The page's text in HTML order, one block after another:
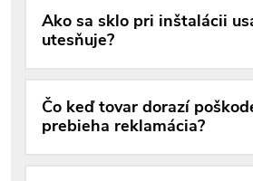
Ako sa sklo pri inštalácii
utesňuje?
Čo keď tovar dorazí
prebieha reklamácia?